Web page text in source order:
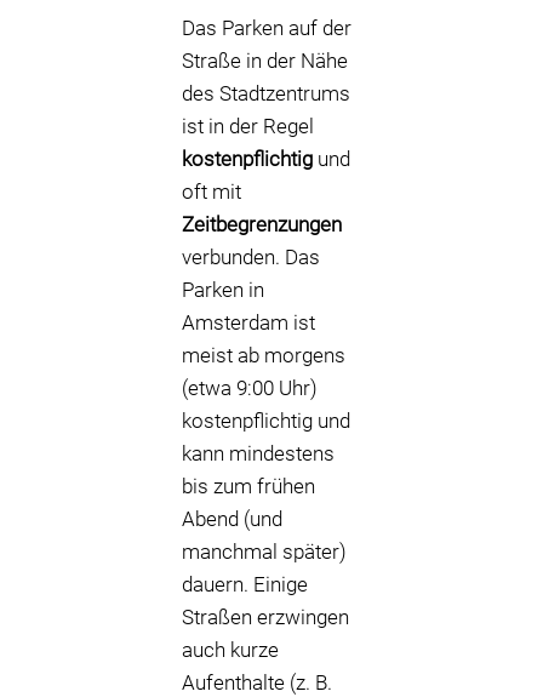
Das Parken auf der
Straße in der Nähe
des Stadtzentrums
ist in der Regel
kostenpflichtig und
oft mit
Zeitbegrenzungen
verbunden. Das
Parken in
Amsterdam ist
meist ab morgens
(etwa 9:00 Uhr)
kostenpflichtig und
kann mindestens
bis zum frühen
Abend (und
manchmal später)
dauern. Einige
Straßen erzwingen
auch kurze
Aufenthalte (z. B.